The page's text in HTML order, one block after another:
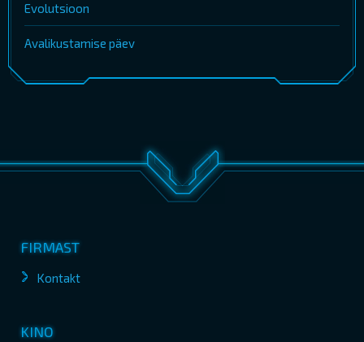
Evolutsioon
Avalikustamise päev
FIRMAST
Kontakt
KINO